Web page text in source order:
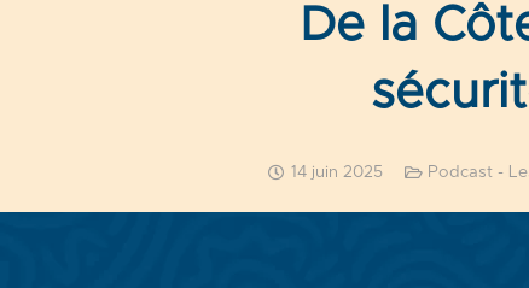
De la
14 juin 2025 Podcast -